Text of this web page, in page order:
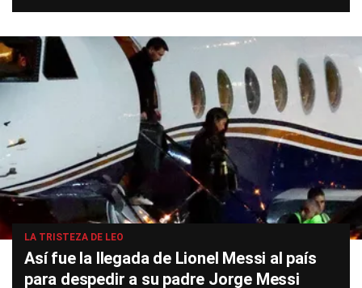
LA TRISTEZA DE LEO
Así fue la llegada de Lionel Messi al país
para despedir a su padre Jorge Messi